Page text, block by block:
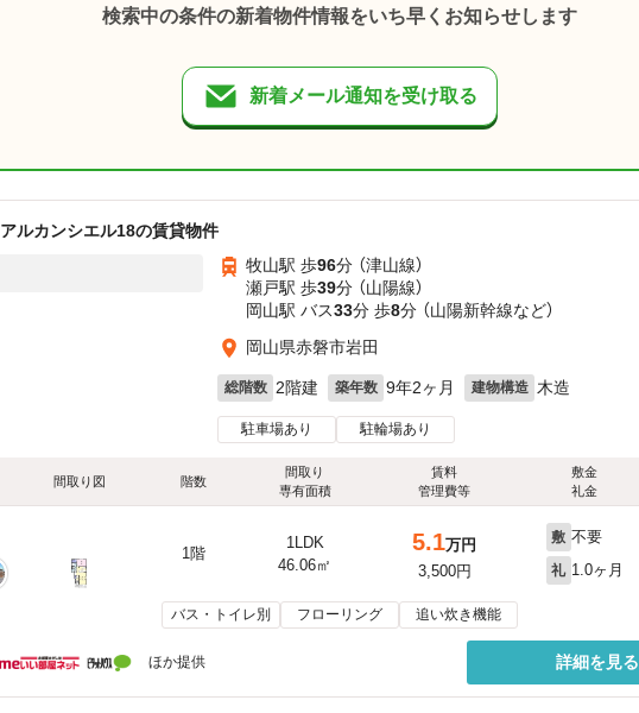
検索中の条件の新着物件情報をいち早くお知らせします
新着メール通知を受け取る
アルカンシエル18の賃貸物件
牧山駅 歩96分 （津山線）
瀬戸駅 歩39分 （山陽線）
岡山駅 バス33分 歩8分 （山陽新幹線など）
岡山県赤磐市岩田
総階数 2階建 築年数 9年2ヶ月 建物構造 木造
駐車場あり 駐輪場あり
間取り図 階数
間取り
専有面積
賃料
管理費等
敷金
礼金
1階
1LDK
46.06㎡
5.1万円
3,500円
敷 不要
礼 1.0ヶ月
バス・トイレ別 フローリング 追い炊き機能
ほか提供 詳細を見る